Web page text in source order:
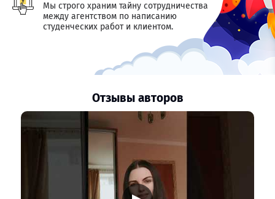
Мы строго храним тайну сотрудничества
между агентством по написанию
студенческих работ и клиентом.
Отзывы авторов